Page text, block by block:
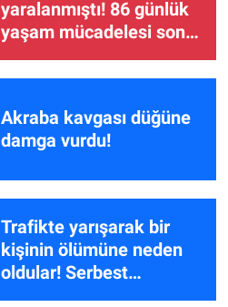
yaralanmıştı! 86 günlük
yaşam mücadelesi sona
erdi!
Akraba kavgası düğüne
damga vurdu!
Trafikte yarışarak bir
kişinin ölümüne neden
oldular! Serbest
bırakıldılar!